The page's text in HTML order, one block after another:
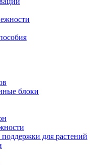
блоки
для растений